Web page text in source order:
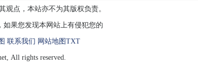
点，本站亦不为其版权负责。
果您发现本网站上有侵犯您的
联系我们 网站地图 TXT
All rights reserved.